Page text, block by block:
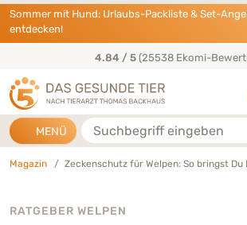
Direkt zu:
INHALT
HAUPTMENÜ
FOOTER
Sommer mit Hund: Urlaubs-Packliste & Set-
entdecken!
50+ Jahre Tierarzt-
MENÜ Suche
Magazin Zeckenschutz für Welpen: So bringst
RATGEBER WELPEN